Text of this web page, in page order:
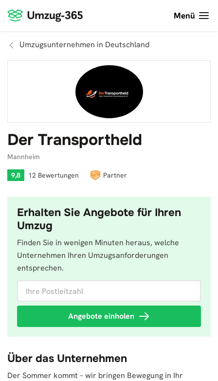
Menü
Umzugsunternehmen in Deutschland
Der Transportheld
Mannheim
9,8 12 Bewertungen Partner
Erhalten Sie Angebote für Ihren
Umzug
Finden Sie in wenigen Minuten heraus, welche
Unternehmen Ihren Umzugsanforderungen
entsprechen.
Angebote einholen
Über das Unternehmen
Der Sommer kommt – wir bringen Bewegung in Ihr